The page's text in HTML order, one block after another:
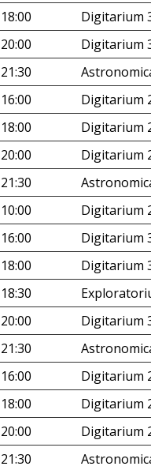
18:00 Digitarium
20:00 Digitarium
21:30
16:00 Digitarium
18:00 Digitarium
20:00 Digitarium
21:30
10:00 Digitarium
16:00 Digitarium
18:00 Digitarium
18:30
20:00 Digitarium
21:30
16:00 Digitarium
18:00 Digitarium
20:00 Digitarium
21:30